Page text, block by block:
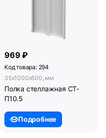
969 ₽
Код товара: 294
35x1000x500, мм
Полка стеллажная СТ-
П10.5
Подробнее